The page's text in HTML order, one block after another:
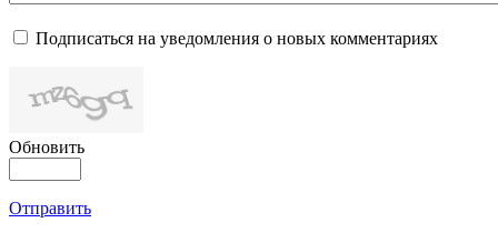
Подписаться на уведомления о новых комментариях
Обновить
Отправить